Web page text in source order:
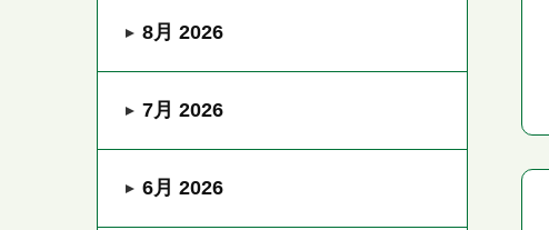
8月 2026
7月 2026
6月 2026